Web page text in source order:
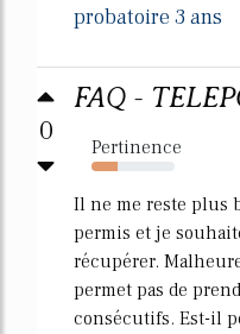
probatoire 3 ans
0
FAQ -
Pertinence
31%
Il ne me reste plus
permis et je
récupérer.
permet pas de
consécutifs. Est-il